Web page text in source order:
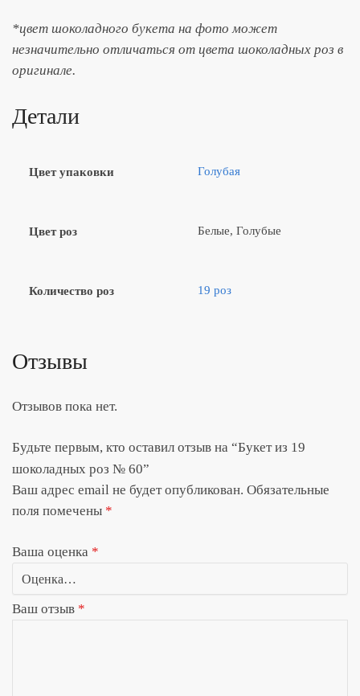
*цвет шоколадного букета на фото может
незначительно отличаться от цвета шоколадных роз в
оригинале.
Детали
Цвет упаковки Голубая
Цвет роз Белые, Голубые
Количество роз 19 роз
Отзывы
Отзывов пока нет.
Будьте первым, кто оставил отзыв на “Букет из 19
шоколадных роз № 60”
Ваш адрес email не будет опубликован. Обязательные
поля помечены *
Ваша оценка *
Ваш отзыв *